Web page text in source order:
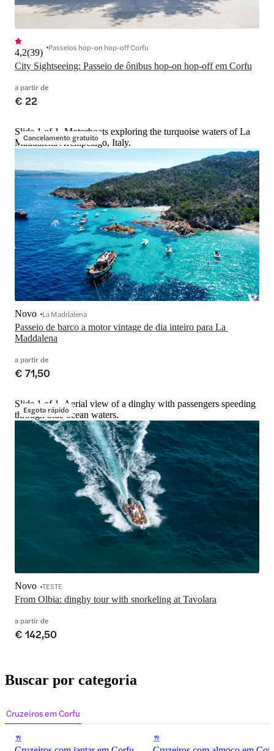
City Sightseeing: Passeio de ônibus hop-on hop-off em Corfu
4,2(39) Passeios hop-on hop-off Corfu
a partir de
€ 22
Cancelamento gratuito
Slide 1 of 1, Motorboats exploring the turquoise waters of La
Maddalena Archipelago, Italy.
Passeio de barco a motor vintage de dia inteiro para La
Maddalena
Novo La Maddalena
a partir de
€ 71,50
Esgota rápido
Slide 1 of 1, Aerial view of a dinghy with passengers speeding
through blue ocean waters.
From Olbia: dinghy tour with snorkeling at Tavolara
Novo TESTE
a partir de
€ 142,50
Buscar por categoria
Cruzeiros em Corfu